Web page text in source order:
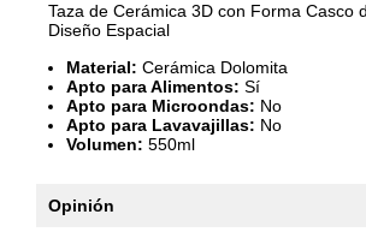
Taza de Cerámica 3D con Forma Casco
Diseño Espacial
Material: Cerámica Dolomita
Apto para Alimentos: Sí
Apto para Microondas: No
Apto para Lavavajillas: No
Volumen: 550ml
Opinión